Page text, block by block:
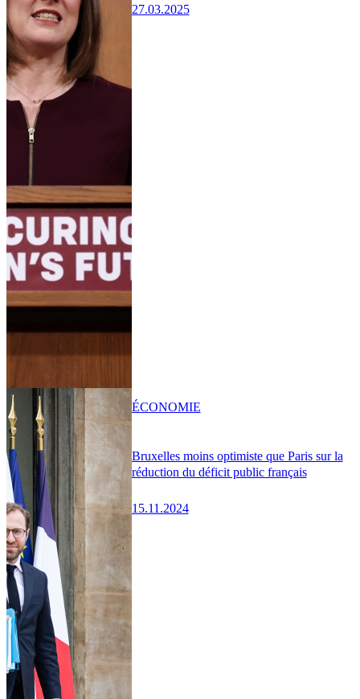
27.03.2025
Bruxelles moins optimiste que Paris sur la
réduction du déficit public français
15.11.2024
ÉCONOMIE